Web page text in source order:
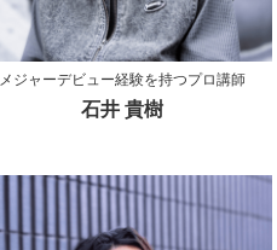
メジャーデビュー経験を持つプロ講師
石井 貴樹